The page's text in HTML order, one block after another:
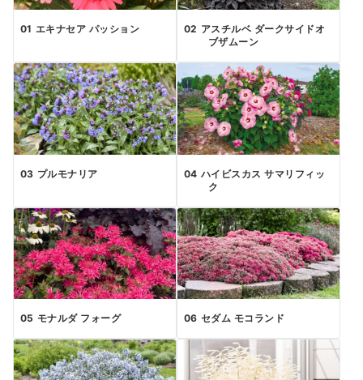
エキナセア パッション
アスチルベ ダークサイドオ
ブザムーン
プルモナリア
ハイビスカス サマリフィッ
ク
モナルダ フォーグ セダム モコランド